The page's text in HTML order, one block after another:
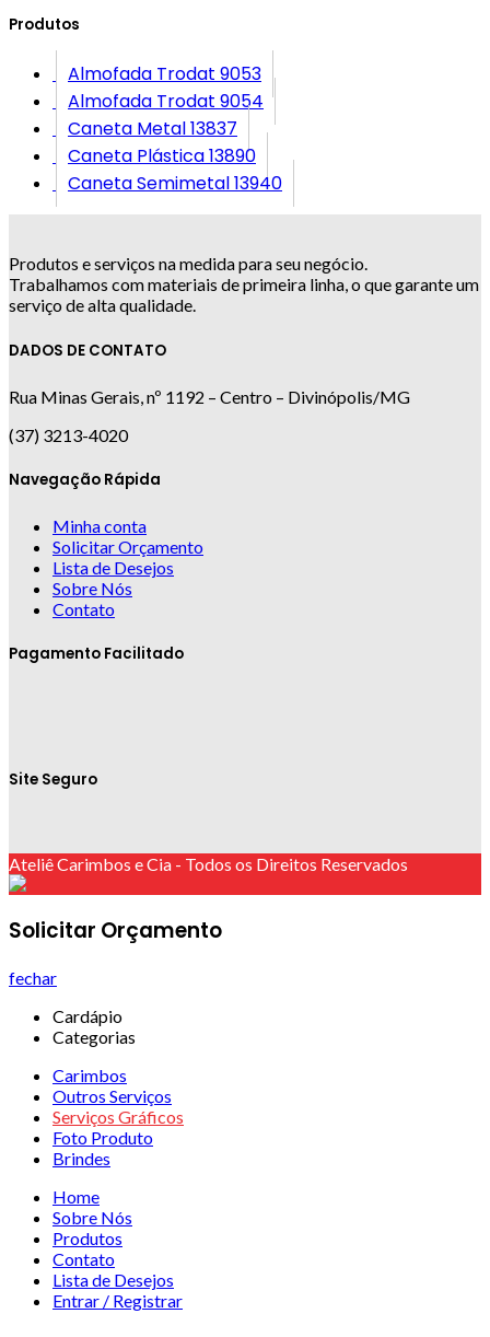
Produtos
Almofada Trodat 9053
Almofada Trodat 9054
Caneta Metal 13837
Caneta Plástica 13890
Caneta Semimetal 13940
Produtos e serviços na medida para seu negócio.
Trabalhamos com materiais de primeira linha, o que garante um
serviço de alta qualidade.
DADOS DE CONTATO
Rua Minas Gerais, nº 1192 – Centro – Divinópolis/MG
(37) 3213-4020
Navegação Rápida
Minha conta
Solicitar Orçamento
Lista de Desejos
Sobre Nós
Contato
Pagamento Facilitado
Site Seguro
Ateliê Carimbos e Cia - Todos os Direitos Reservados
Solicitar Orçamento
fechar
Cardápio
Categorias
Carimbos
Outros Serviços
Serviços Gráficos
Foto Produto
Brindes
Home
Sobre Nós
Produtos
Contato
Lista de Desejos
Entrar / Registrar